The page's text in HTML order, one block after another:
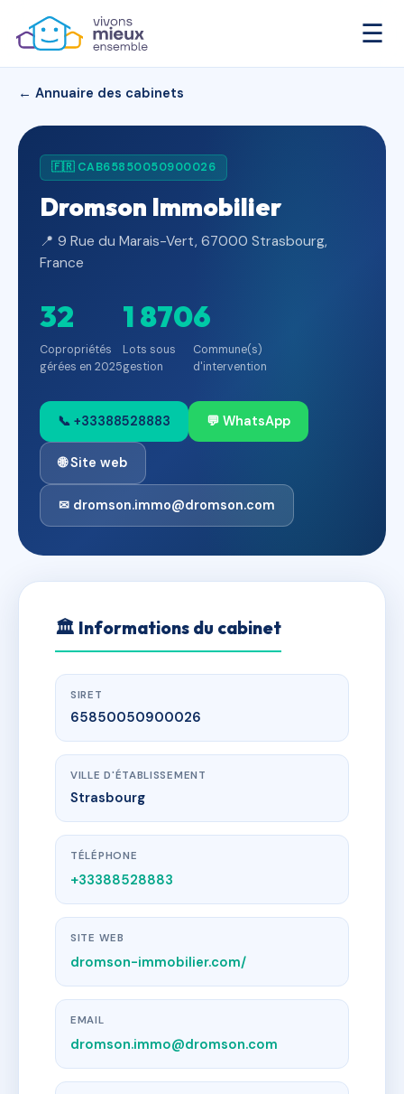
☰
← Annuaire des cabinets
🇫🇷 CAB65850050900026
Dromson Immobilier
📍 9 Rue du Marais-Vert, 67000 Strasbourg,
France
32
Copropriétés
gérées en 2025
1 870
Lots sous
gestion
6
Commune(s)
d'intervention
📞 +33388528883 💬 WhatsApp
🌐 Site web
✉ dromson.immo@dromson.com
🏛 Informations du cabinet
SIRET
65850050900026
VILLE D'ÉTABLISSEMENT
Strasbourg
TÉLÉPHONE
+33388528883
SITE WEB
dromson-immobilier.com/
EMAIL
dromson.immo@dromson.com